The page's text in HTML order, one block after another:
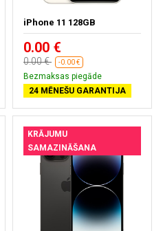
iPhone 11 128GB
0.00 €
0.00 € -0.00 €
Bezmaksas piegāde
24 MĒNEŠU GARANTIJA
KRĀJUMU
SAMAZINĀŠANA